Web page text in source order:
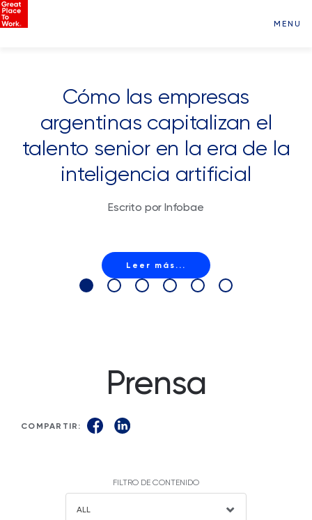
MENU
Cómo las empresas
argentinas capitalizan el
talento senior en la era de la
inteligencia artificial
Escrito por Infobae
Leer más...
Prensa
COMPARTIR:
FILTRO DE CONTENIDO
ALL